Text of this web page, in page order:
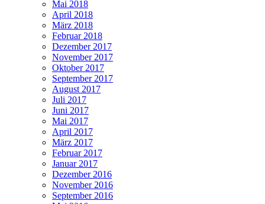
Mai 2018
April 2018
März 2018
Februar 2018
Dezember 2017
November 2017
Oktober 2017
September 2017
August 2017
Juli 2017
Juni 2017
Mai 2017
April 2017
März 2017
Februar 2017
Januar 2017
Dezember 2016
November 2016
September 2016